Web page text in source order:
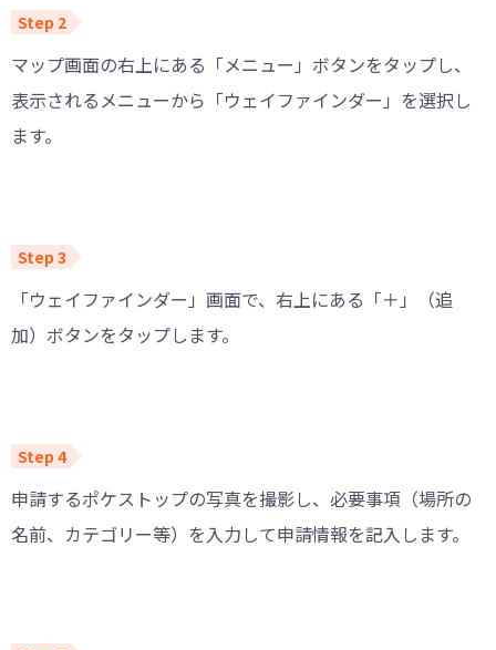
マップ画面の右上にある「メニュー」ボタンをタップし、
表示されるメニューから「ウェイファインダー」を選択し
ます。
「ウェイファインダー」画面で、右上にある「＋」（追
加）ボタンをタップします。
申請するポケストップの写真を撮影し、必要事項（場所の
名前、カテゴリー等）を入力して申請情報を記入します。